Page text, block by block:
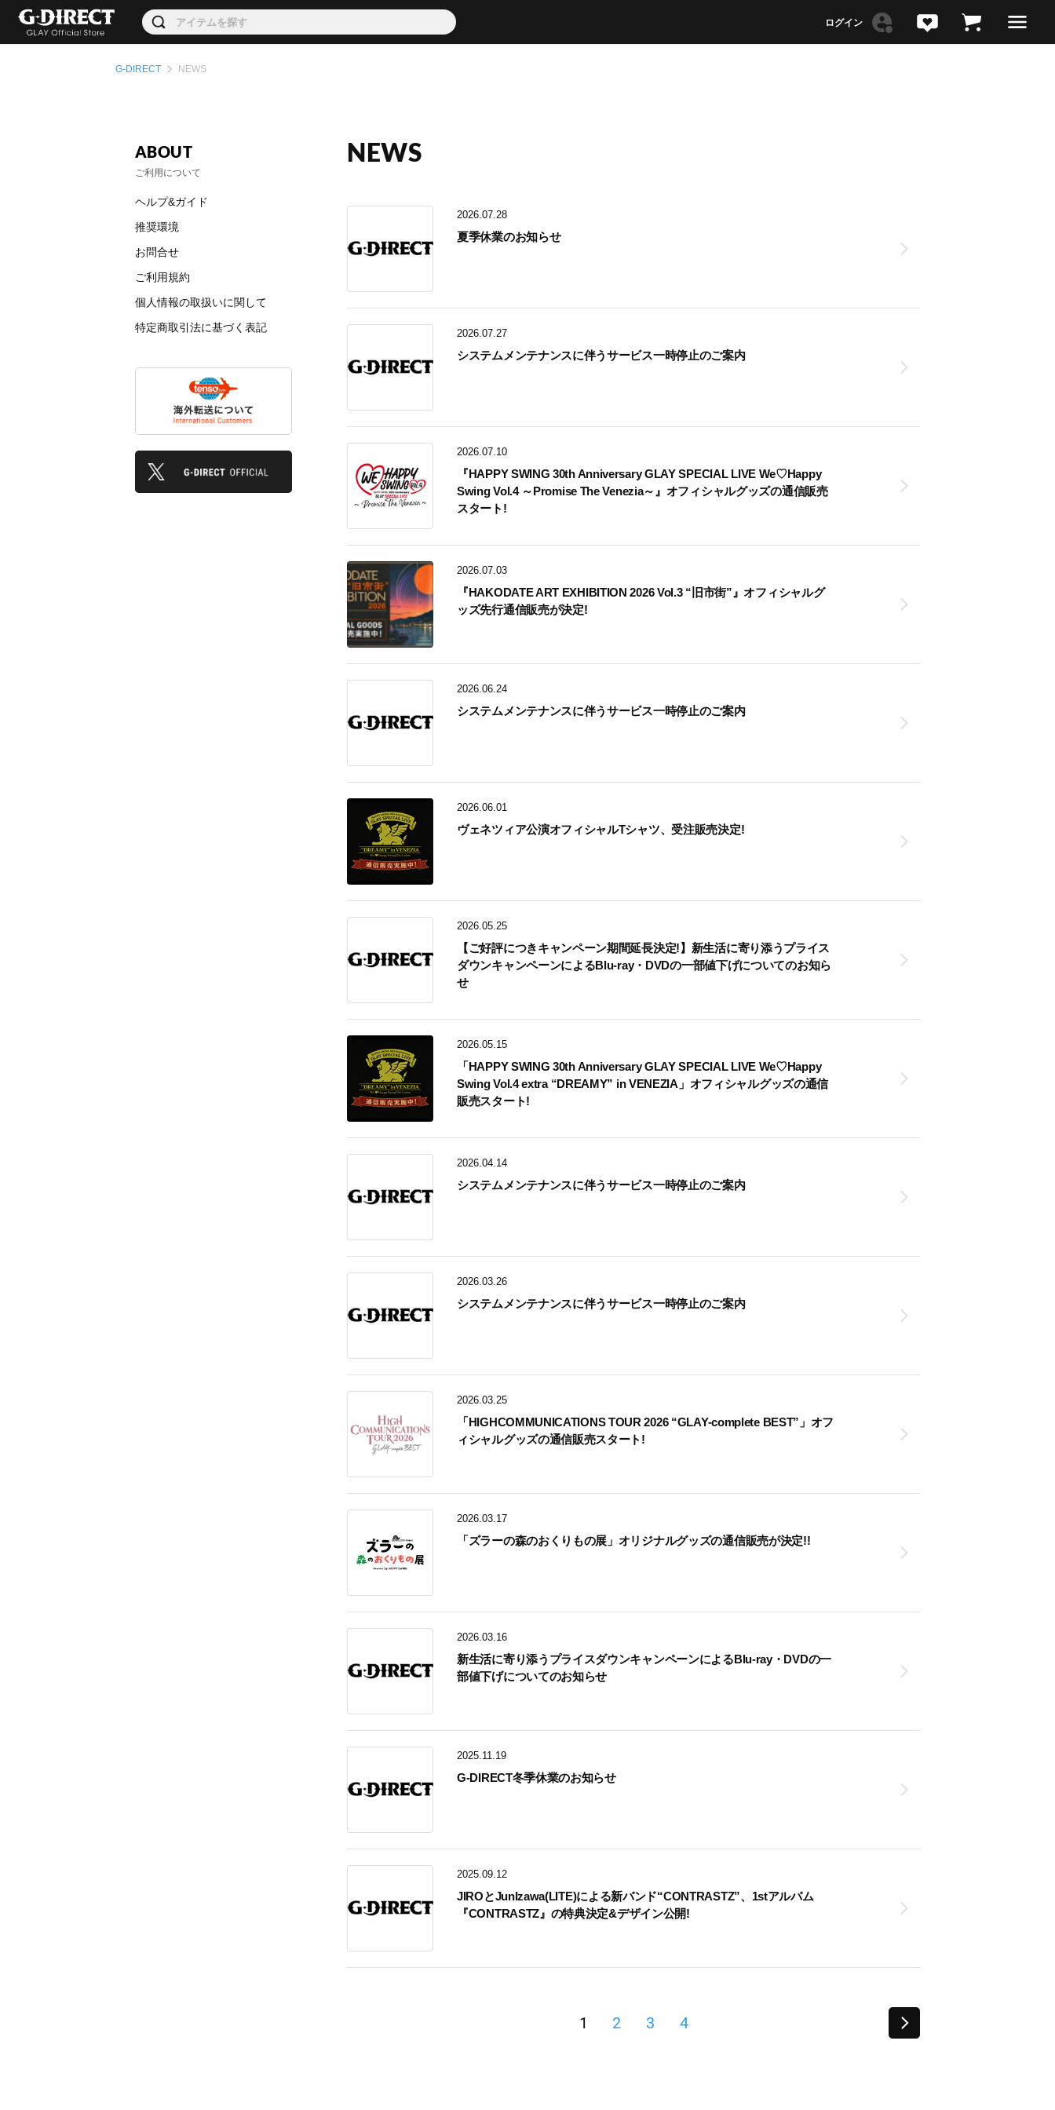
G-DIRECT NEWS
NEWS
2026.07.28
夏季休業のお知らせ
2026.07.27
システムメンテナンスに伴うサービス一時停止のご案内
2026.07.10
『HAPPY SWING 30th Anniversary GLAY SPECIAL LIVE We♡Happy
Swing Vol.4 ～Promise The Venezia～』オフィシャルグッズの通信販売
スタート!
2026.07.03
『HAKODATE ART EXHIBITION 2026 Vol.3 “旧市街”』オフィシャルグ
ッズ先行通信販売が決定!
2026.06.24
システムメンテナンスに伴うサービス一時停止のご案内
2026.06.01
ヴェネツィア公演オフィシャルTシャツ、受注販売決定!
2026.05.25
【ご好評につきキャンペーン期間延長決定!】新生活に寄り添うプライス
ダウンキャンペーンによるBlu-ray・DVDの一部値下げについてのお知ら
せ
2026.05.15
「HAPPY SWING 30th Anniversary GLAY SPECIAL LIVE We♡Happy
Swing Vol.4 extra “DREAMY” in VENEZIA」オフィシャルグッズの通信
販売スタート!
2026.04.14
システムメンテナンスに伴うサービス一時停止のご案内
2026.03.26
システムメンテナンスに伴うサービス一時停止のご案内
2026.03.25
「HIGHCOMMUNICATIONS TOUR 2026 “GLAY-complete BEST”」オフ
ィシャルグッズの通信販売スタート!
2026.03.17
「ズラーの森のおくりもの展」オリジナルグッズの通信販売が決定!!
2026.03.16
新生活に寄り添うプライスダウンキャンペーンによるBlu-ray・DVDの一
部値下げについてのお知らせ
2025.11.19
G-DIRECT冬季休業のお知らせ
2025.09.12
JIROとJunIzawa(LITE)による新バンド“CONTRASTZ”、1stアルバム
『CONTRASTZ』の特典決定&デザイン公開!
1 2 3 4
ABOUT
ご利用について
ヘルプ&ガイド
推奨環境
お問合せ
ご利用規約
個人情報の取扱いに関して
特定商取引法に基づく表記